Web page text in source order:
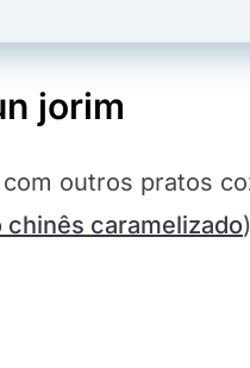
jorim
outros pratos
chinês caramelizado